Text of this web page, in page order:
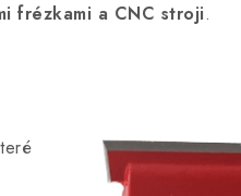
frézkami a CNC stroji.